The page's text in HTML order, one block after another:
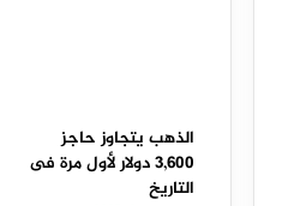
الذهب يتجاوز حاجز
3,600 دولار لأول مرة فى
التاريخ